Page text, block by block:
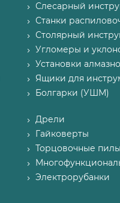
Слесарный
Станки
Столярный
Угломеры и
Установки
Ящики для
Болгарки (УШМ)
Дрели
Гайковерты
Торцовочные пилы
Электрорубанки